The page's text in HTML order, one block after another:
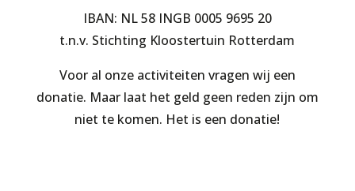
IBAN: NL 58 INGB 0005 9695 20
t.n.v. Stichting Kloostertuin Rotterdam
Voor al onze activiteiten vragen wij een
donatie. Maar laat het geld geen reden zijn om
niet te komen. Het is een donatie!